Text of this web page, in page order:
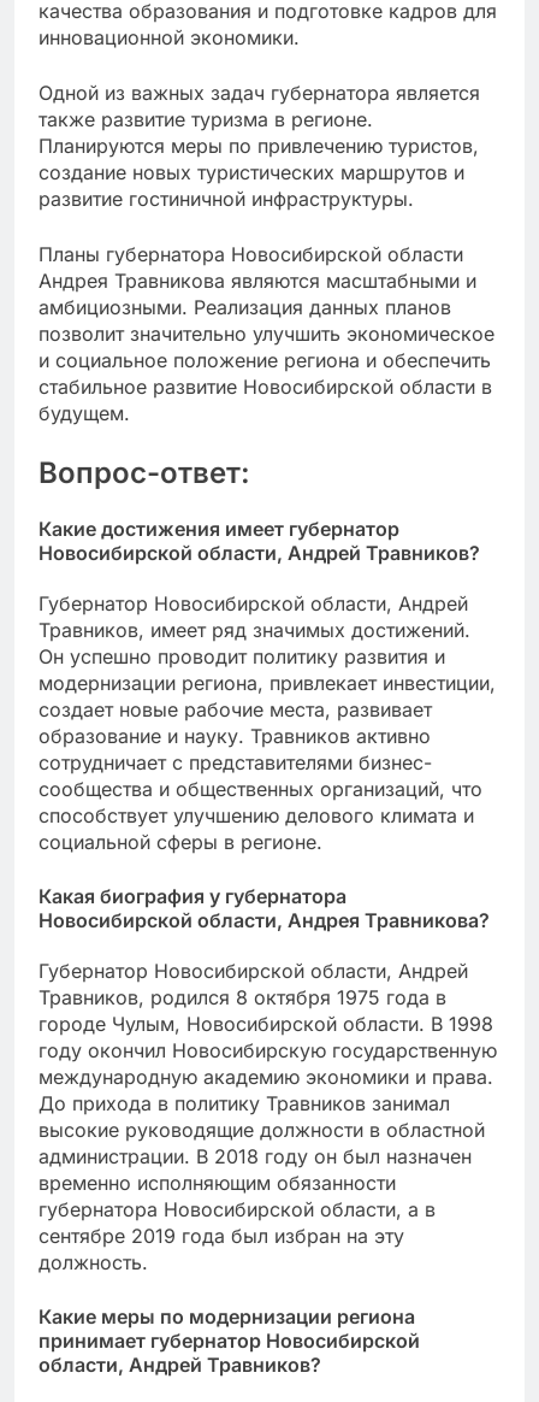
качества образования и подготовке кадров для
инновационной экономики.
Одной из важных задач губернатора является
также развитие туризма в регионе.
Планируются меры по привлечению туристов,
создание новых туристических маршрутов и
развитие гостиничной инфраструктуры.
Планы губернатора Новосибирской области
Андрея Травникова являются масштабными и
амбициозными. Реализация данных планов
позволит значительно улучшить экономическое
и социальное положение региона и обеспечить
стабильное развитие Новосибирской области в
будущем.
Вопрос-ответ:
Какие достижения имеет губернатор
Новосибирской области, Андрей Травников?
Губернатор Новосибирской области, Андрей
Травников, имеет ряд значимых достижений.
Он успешно проводит политику развития и
модернизации региона, привлекает инвестиции,
создает новые рабочие места, развивает
образование и науку. Травников активно
сотрудничает с представителями бизнес-
сообщества и общественных организаций, что
способствует улучшению делового климата и
социальной сферы в регионе.
Какая биография у губернатора
Новосибирской области, Андрея Травникова?
Губернатор Новосибирской области, Андрей
Травников, родился 8 октября 1975 года в
городе Чулым, Новосибирской области. В 1998
году окончил Новосибирскую государственную
международную академию экономики и права.
До прихода в политику Травников занимал
высокие руководящие должности в областной
администрации. В 2018 году он был назначен
временно исполняющим обязанности
губернатора Новосибирской области, а в
сентябре 2019 года был избран на эту
должность.
Какие меры по модернизации региона
принимает губернатор Новосибирской
области, Андрей Травников?